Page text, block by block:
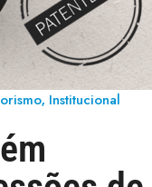
, Institucional